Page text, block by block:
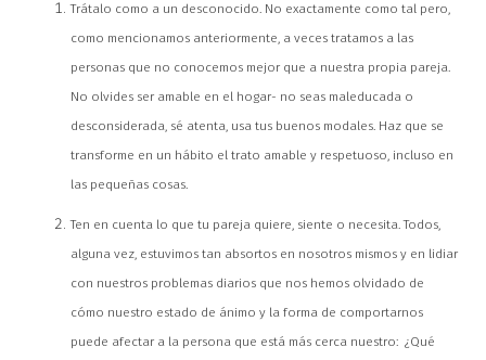
Trátalo como a un desconocido. No exactamente como tal pero,
como mencionamos anteriormente, a veces tratamos a las
personas que no conocemos mejor que a nuestra propia pareja.
No olvides ser amable en el hogar- no seas maleducada o
desconsiderada, sé atenta, usa tus buenos modales. Haz que se
transforme en un hábito el trato amable y respetuoso, incluso en
las pequeñas cosas.
Ten en cuenta lo que tu pareja quiere, siente o necesita. Todos,
alguna vez, estuvimos tan absortos en nosotros mismos y en lidiar
con nuestros problemas diarios que nos hemos olvidado de
cómo nuestro estado de ánimo y la forma de comportarnos
puede afectar a la persona que está más cerca nuestro: ¿Qué